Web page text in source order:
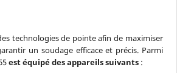
technologies de pointe afin de maximiser
un soudage efficace et précis. Parmi
est équipé des appareils suivants :